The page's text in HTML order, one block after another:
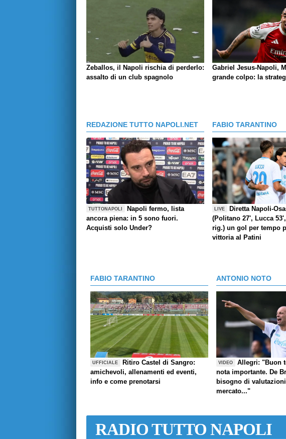
Zeballos, il Napoli rischia di perderlo:
assalto di un club spagnolo
Gabriel Jesus-Napoli,
grande colpo: la
REDAZIONE TUTTO NAPOLI.NET
TUTTONAPOLI
Napoli fermo, lista
ancora piena: in 5 sono fuori.
Acquisti solo Under?
FABIO TARANTINO
LIVE
Diretta Napoli-
(Politano 27', Lucca
rig.) un gol per tempo
vittoria al Patini
FABIO TARANTINO
UFFICIALE
Ritiro Castel di Sangro:
amichevoli, allenamenti ed eventi,
info e come prenotarsi
ANTONIO NOTO
VIDEO
Allegri: "Buon
nota importante. De
bisogno di
mercato..."
RADIO TUTTO NAPOLI